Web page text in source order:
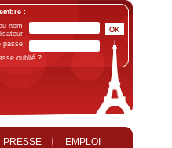
:
nom
passe
oublié ?
PRESSE EMPLOI